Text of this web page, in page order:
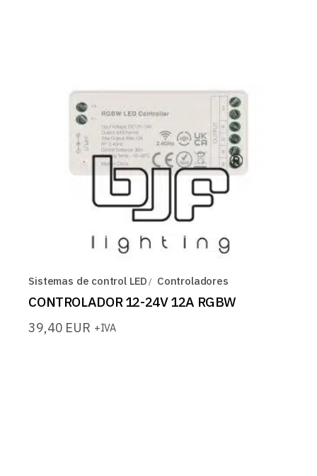
Sistemas de control LED Controladores
CONTROLADOR 12-24V 12A RGBW
39,40 EUR +IVA